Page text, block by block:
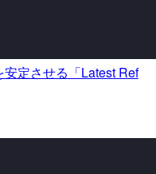
定させる「Latest Ref